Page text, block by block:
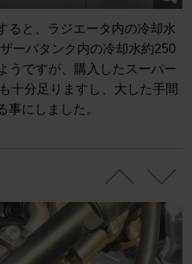
ると、ラジエータ内の冷却水
ーバタンク内の冷却水約250
うですが、購入したスーパー
十分足りますし、大した手間
事にしました。